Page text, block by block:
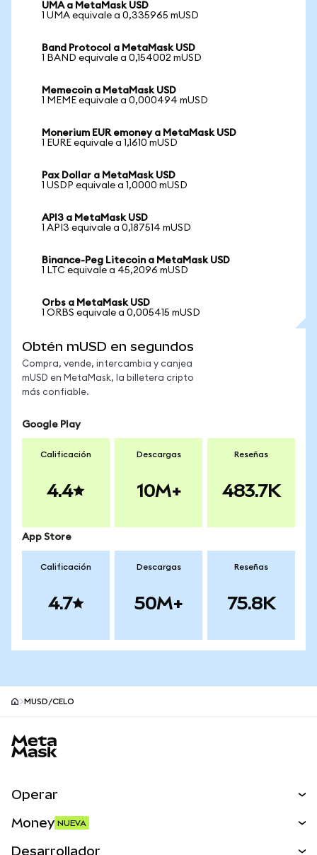
UMA a MetaMask USD
1 UMA equivale a 0,335965 mUSD
Band Protocol a MetaMask USD
1 BAND equivale a 0,154002 mUSD
Memecoin a MetaMask USD
1 MEME equivale a 0,000494 mUSD
Monerium EUR emoney a MetaMask USD
1 EURE equivale a 1,1610 mUSD
Pax Dollar a MetaMask USD
1 USDP equivale a 1,0000 mUSD
API3 a MetaMask USD
1 API3 equivale a 0,187514 mUSD
Binance-Peg Litecoin a MetaMask USD
1 LTC equivale a 45,2096 mUSD
Orbs a MetaMask USD
1 ORBS equivale a 0,005415 mUSD
Obtén mUSD en segundos
Compra, vende, intercambia y canjea
mUSD en MetaMask, la billetera cripto
más confiable.
Google Play
Calificación
4.4
Descargas
10M+
Reseñas
483.7K
App Store
Calificación
4.7
Descargas
50M+
Reseñas
75.8K
MUSD/CELO
Operar
Money NUEVA
Desarrollador